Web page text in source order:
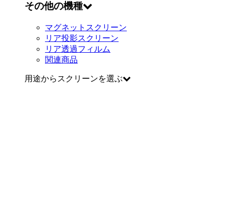
その他の機種
マグネットスクリーン
リア投影スクリーン
リア透過フィルム
関連商品
用途からスクリーンを選ぶ